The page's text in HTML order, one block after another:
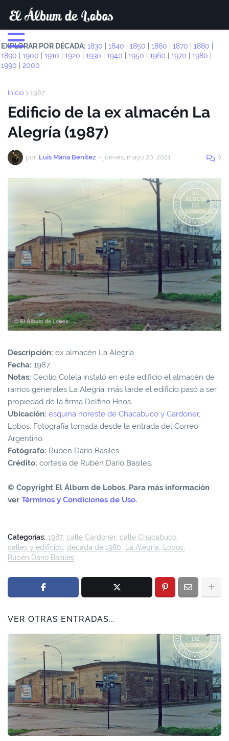
EXPLORAR POR DÉCADA: 1830 1840 1850 1860 1870 1880
1890
1900 1910 1920 1930 1940 1950 1960 1970 1980
1990
2000
Inicio 1987
Edificio de la ex almacén La
Alegría (1987)
por Luis María Benítez - jueves, mayo 20, 2021 0
Descripción: ex almacén La Alegría.
Fecha: 1987.
Notas: Cecilio Colela instaló en este edificio el almacén de
ramos generales La Alegría, más tarde el edificio pasó a ser
propiedad de la firma Delfino Hnos.
Ubicación: esquina noreste de Chacabuco y Cardoner,
Lobos. Fotografía tomada desde la entrada del Correo
Argentino.
Fotógrafo: Rubén Darío Basiles.
Crédito: cortesía de Rubén Darío Basiles.
© Copyright El Álbum de Lobos. Para más información
ver Términos y Condiciones de Uso.
Categorías: 1987 calle Cardoner calle Chacabuco
calles y edificios década de 1980 La Alegría
Lobos
Rubén Darío Basiles
VER OTRAS ENTRADAS...